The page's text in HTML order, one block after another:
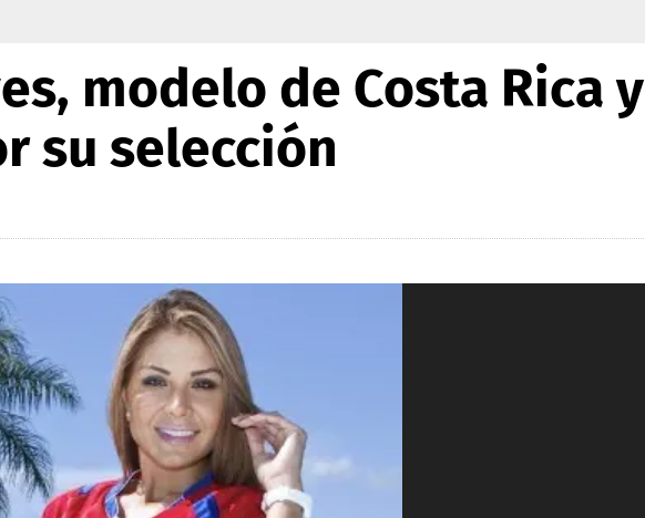
modelo de Costa Rica y
su selección